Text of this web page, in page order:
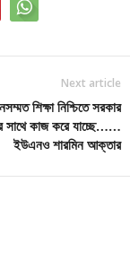
Next article
শিক্ষা নিশ্চিতে সরকার
সাথে কাজ করে যাচ্ছে……
ইউএনও শারমিন আক্তার